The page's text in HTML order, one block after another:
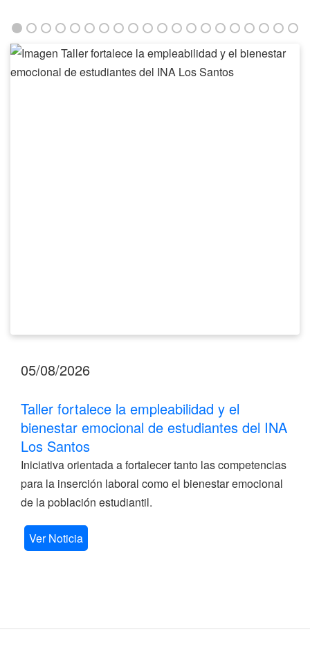
Taller
fortalece
05/08/2026
Taller fortalece la empleabilidad y el
bienestar emocional de estudiantes del INA
Los Santos
Iniciativa orientada a fortalecer tanto las competencias
para la inserción laboral como el bienestar emocional
de la población estudiantil.
Ver Noticia